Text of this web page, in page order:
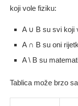
koji vole fiziku:
A ∪ B su svi koji
A ∩ B su oni
A \ B su
Tablica može brzo